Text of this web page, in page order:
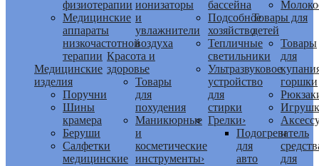
физиотерапии
Медицинские
аппараты
низкочастотной
терапии
Медицинские
изделия
Поручни
Шины
крамера
Беруши
Салфетки
медицинские
ионизаторы
и
увлажнители
воздуха
Красота и
здоровье
Товары
для
похудения
Маникюрные
и
косметические
инструменты›
бассейна
Подсобное
хозяйство
Тепличные
светильники
Ультразвуковое
устройство
для
стирки
Грелки›
Подогреватель
для
авто
Товары для
детей
Товары
для
горшки
и
для